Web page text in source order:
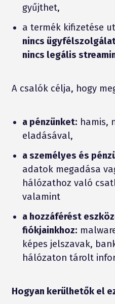
gyűjthet,
a termék kifizetése
nincs
nincs legális
A csalók célja, hogy
a pénzünket: hamis,
eladásával,
a személyes és
adatok megadása
hálózathoz való
valamint
a hozzáférést
fiókjainkhoz:
képes jelszavak,
hálózaton tárolt
Hogyan kerülhetők el